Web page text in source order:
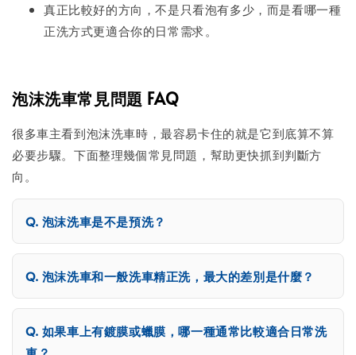
真正比較好的方向，不是只看泡有多少，而是看哪一種
正洗方式更適合你的日常需求。
泡沫洗車常見問題 FAQ
很多車主看到泡沫洗車時，最容易卡住的就是它到底算不算
必要步驟。下面整理幾個常見問題，幫助更快抓到判斷方
向。
泡沫洗車是不是預洗？
泡沫洗車和一般洗車精正洗，最大的差別是什麼？
如果車上有鍍膜或蠟膜，哪一種通常比較適合日常洗